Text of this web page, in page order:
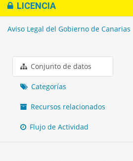
LICENCIA
Aviso Legal del Gobierno de Canarias
Conjunto de datos
Categorías
Recursos relacionados
Flujo de Actividad